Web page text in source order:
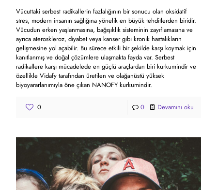
Vücuttaki serbest radikallerin fazlalığının bir sonucu olan oksidatif
stres, modern insanın sağlığına yönelik en büyük tehditlerden biridir.
Vücudun erken yaşlanmasına, bağışıklık sisteminin zayıflamasına ve
ayrıca ateroskleroz, diyabet veya kanser gibi kronik hastalıkların
gelişmesine yol açabilir. Bu sürece etkili bir şekilde karşı koymak için
kanıtlanmış ve doğal çözümlere ulaşmakta fayda var. Serbest
radikallere karşı mücadelede en güçlü araçlardan biri kurkumindir ve
özellikle Vidafy tarafından üretilen ve olağanüstü yüksek
biyoyararlanımıyla öne çıkan NANOFY kurkumindir.
0 0 Devamını oku